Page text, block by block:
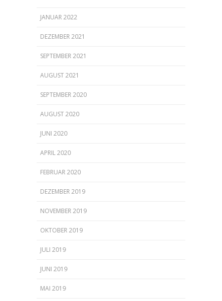
JANUAR 2022
DEZEMBER 2021
SEPTEMBER 2021
AUGUST 2021
SEPTEMBER 2020
AUGUST 2020
JUNI 2020
APRIL 2020
FEBRUAR 2020
DEZEMBER 2019
NOVEMBER 2019
OKTOBER 2019
JULI 2019
JUNI 2019
MAI 2019